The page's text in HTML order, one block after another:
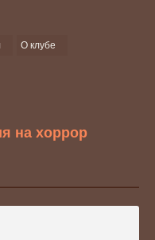
О клубе
на хоррор